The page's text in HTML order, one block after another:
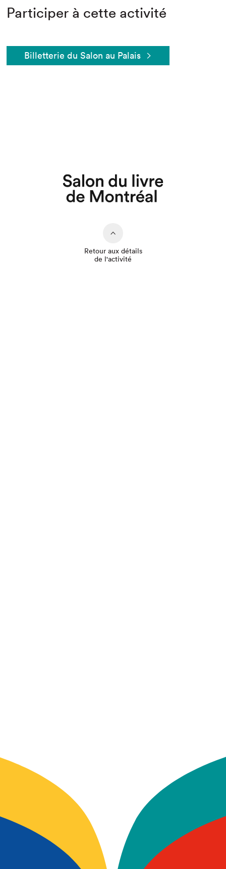
Participer à cette activité
Billetterie du Salon au Palais
Retour aux détails
de l'activité